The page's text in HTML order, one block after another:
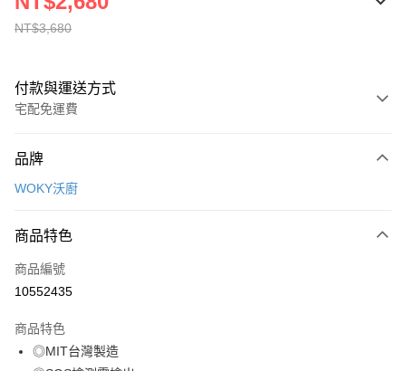
NT$3,680
付款與運送方式
宅配免運費
全家線上支付
本島宅配-活動商品
免運費
免運費
品牌
WOKY沃廚
商品特色
商品編號
10552435
商品特色
◎MIT台灣製造